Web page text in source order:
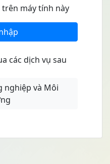
máy tính này
các dịch vụ sau
nghiệp và Môi